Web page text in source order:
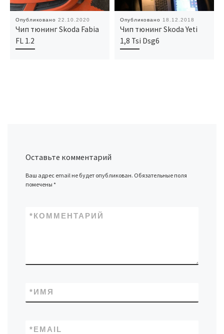
Опубликовано22.10.2020
Чип тюнинг Skoda Fabia
FL 1.2
Опубликовано 18.12.2018
Чип тюнинг Skoda Yeti
1,8 Tsi Dsg6
Оставьте комментарий
Ваш адрес email не будет опубликован. Обязательные поля
помечены*
КОММЕНТАРИЙ
*
ИМЯ
*
EMAIL
*